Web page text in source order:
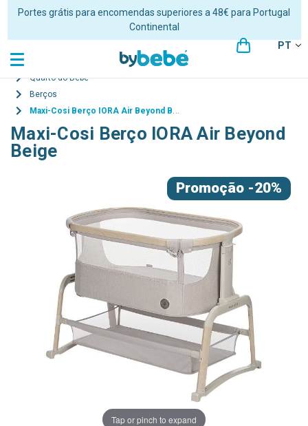
Portes grátis para encomendas superiores a 48€ para Portugal
Continental
PT
Quarto do Bebé
Berços
Maxi-Cosi Berço IORA Air Beyond Beige
Maxi-Cosi Berço IORA Air Beyond
Beige
Tap or pinch to expand
Promoção -20%